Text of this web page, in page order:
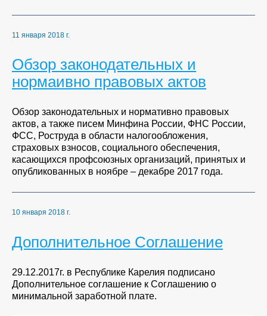
11 января 2018 г.
Обзор законодательных и
нормаивно правовых актов
Обзор законодательных и нормативно правовых
актов, а также писем Минфина России, ФНС России,
ФСС, Роструда в области налогообложения,
страховых взносов, социального обеспечения,
касающихся профсоюзных организаций, принятых и
опубликованных в ноябре – декабре 2017 года.
10 января 2018 г.
Дополнительное Соглашение
29.12.2017г. в Республике Карелия подписано
Дополнительное соглашение к Соглашению о
минимальной заработной плате.